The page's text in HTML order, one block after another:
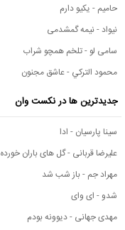
حامیم - یکیو دارم
نیواد - نیمه گمشدمی
سامی لو - تلخم همچو شراب
محمود التركي - عاشق مجنون
جدیدترین ها در نکست وان
سینا پارسیان - ادا
علیرضا قربانی - گل های باران خورده
مهراد جم - باز شب شد
شدو - ای وای
مهدی جهانی - دیوونه بودم